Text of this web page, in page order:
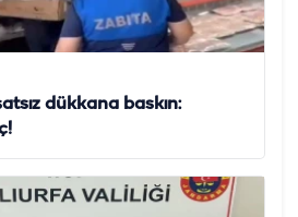
dükkana baskın: